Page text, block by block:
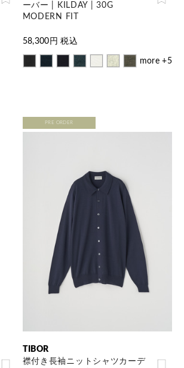
ーバー | KILDAY | 30G
MODERN FIT
58,300 円 税込
more +5
PRE ORDER
TIBOR
襟付き長袖ニットシャツカーデ